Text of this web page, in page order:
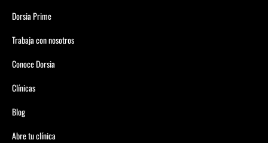
Dorsia Prime
Trabaja con nosotros
Conoce Dorsia
Clínicas
Blog
Abre tu clínica